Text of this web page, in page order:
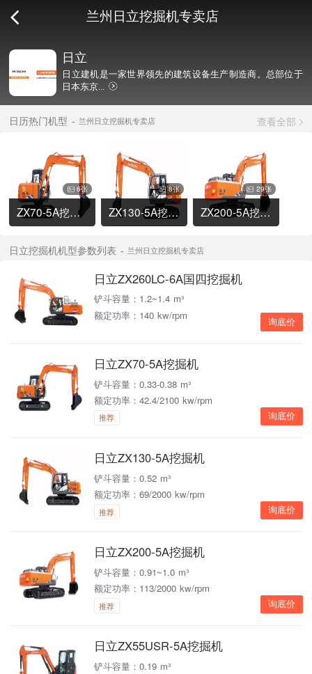
兰州日立挖掘机专卖店
日立
日立建机是一家世界领先的建筑设备生产制造商。总部位于
日本东京...
日历热门机型 兰州日立挖掘机专卖店 查看全部
6张
ZX70-5A挖掘机
8张
ZX130-5A挖掘机
29张
ZX200-5A挖掘机
日立挖掘机机型参数列表 兰州日立挖掘机专卖店
日立ZX260LC-6A国四挖掘机
铲斗容量：1.2~1.4 m³
额定功率：140 kw/rpm
询底价
日立ZX70-5A挖掘机
铲斗容量：0.33-0.38 m³
额定功率：42.4/2100 kw/rpm
推荐 询底价
日立ZX130-5A挖掘机
铲斗容量：0.52 m³
额定功率：69/2000 kw/rpm
推荐 询底价
日立ZX200-5A挖掘机
铲斗容量：0.91~1.0 m³
额定功率：113/2000 kw/rpm
推荐 询底价
日立ZX55USR-5A挖掘机
铲斗容量：0.19 m³